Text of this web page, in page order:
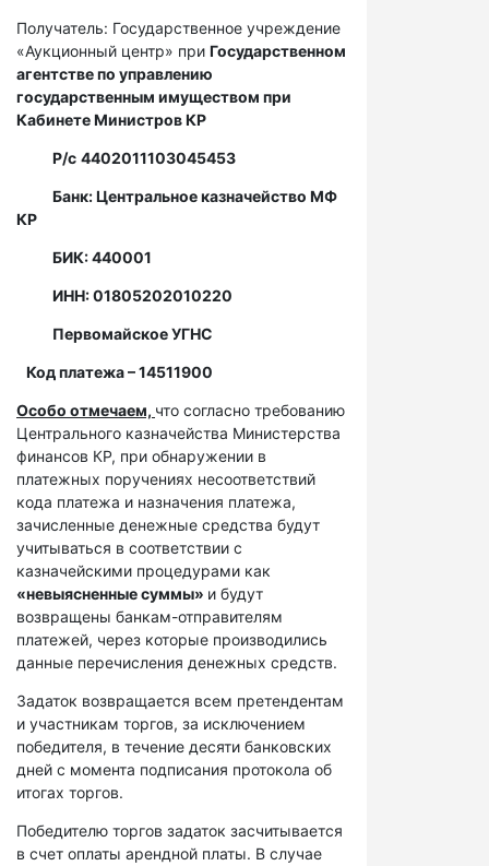
Получатель: Государственное учреждение
«Аукционный центр» при Государственном
агентстве по управлению
государственным имуществом при
Кабинете Министров КР
Р/с 4402011103045453
Банк: Центральное казначейство МФ
КР
БИК: 440001
ИНН: 01805202010220
Первомайское УГНС
Код платежа – 14511900
Особо отмечаем, что согласно требованию
Центрального казначейства Министерства
финансов КР, при обнаружении в
платежных поручениях несоответствий
кода платежа и назначения платежа,
зачисленные денежные средства будут
учитываться в соответствии с
казначейскими процедурами как
«невыясненные суммы» и будут
возвращены банкам-отправителям
платежей, через которые производились
данные перечисления денежных средств.
Задаток возвращается всем претендентам
и участникам торгов, за исключением
победителя, в течение десяти банковских
дней с момента подписания протокола об
итогах торгов.
Победителю торгов задаток засчитывается
в счет оплаты арендной платы. В случае